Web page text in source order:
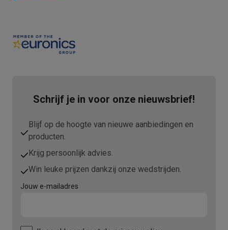
Schrijf je in voor onze nieuwsbrief!
Blijf op de hoogte van nieuwe aanbiedingen en
producten.
Krijg persoonlijk advies.
Win leuke prijzen dankzij onze wedstrijden.
Jouw e-mailadres